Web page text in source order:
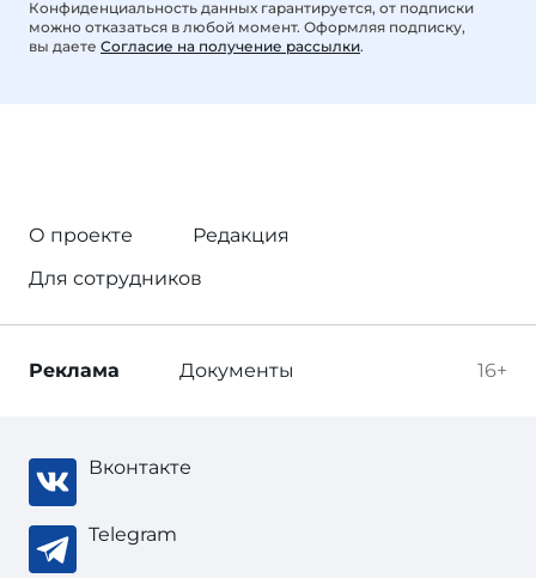
Конфиденциальность данных гарантируется, от подписки
можно отказаться в любой момент. Оформляя подписку,
вы даете Согласие на получение рассылки.
О проекте
Редакция
Для сотрудников
16+
Реклама Документы
Вконтакте
Telegram